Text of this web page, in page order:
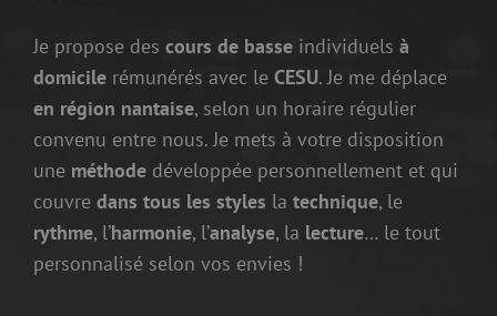
Je propose des cours de basse individuels à
domicile rémunérés avec le CESU. Je me déplace
en région nantaise, selon un horaire régulier
convenu entre nous. Je mets à votre disposition
une méthode développée personnellement et qui
couvre dans tous les styles la technique, le
rythme, l’harmonie, l’analyse, la lecture… le tout
personnalisé selon vos envies !